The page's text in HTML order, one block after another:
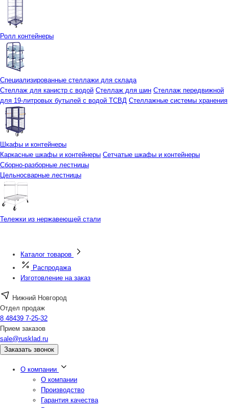
Ролл контейнеры
Специализированные стеллажи для склада
Стеллаж для канистр с водой Стеллаж для шин Стеллаж передвижной
для 19-литровых бутылей с водой ТСВД Стеллажные системы хранения
Шкафы и контейнеры
Каркасные шкафы и контейнеры Сетчатые шкафы и контейнеры
Сборно-разборные лестницы
Цельносварные лестницы
Тележки из нержавеющей стали
Каталог товаров
Распродажа
Изготовление на заказ
Нижний Новгород
Отдел продаж
8 48439 7-25-32
Прием заказов
sale@rusklad.ru
Заказать звонок
О компании
О компании
Производство
Гарантия качества